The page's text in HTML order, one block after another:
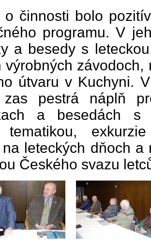
o činnosti bolo
programu. V
a besedy s
výrobných
útvaru v Kuchyni.
pestrá náplň
a besedách
tematikou,
na leteckých dňoch a
Českého svazu